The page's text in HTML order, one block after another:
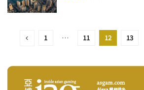
1 … 11 12 13